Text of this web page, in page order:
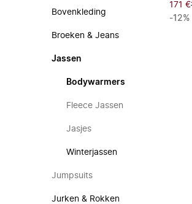
Bovenkleding
Broeken & Jeans
Jassen
Bodywarmers
Fleece Jassen
Jasjes
Winterjassen
Jumpsuits
Jurken & Rokken
171 €
-12%